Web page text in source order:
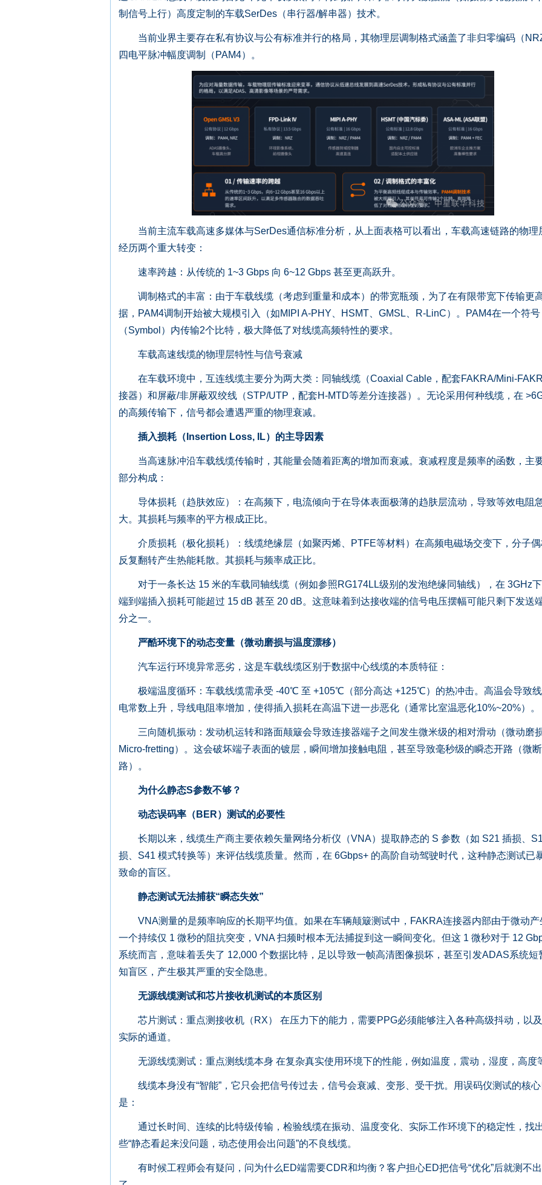
制信号上行）高度定制的车载SerDes（串行器/解串器）技术。
当前业界主要存在私有协议与公有标准并行的格局，其物理层调制格式涵盖了非归零编码（
四电平脉冲幅度调制（PAM4）。
当前主流车载高速多媒体与SerDes通信标准分析，从上面表格可以看出，车载高速链路的物理
经历两个重大转变：
速率跨越：从传统的 1~3 Gbps 向 6~12 Gbps 甚至更高跃升。
调制格式的丰富：由于车载线缆（考虑到重量和成本）的带宽瓶颈，为了在有限带宽下传输更
据，PAM4调制开始被大规模引入（如MIPI A-PHY、HSMT、GMSL、R-LinC）。PAM4在一个符号
（Symbol）内传输2个比特，极大降低了对线缆高频特性的要求。
车载高速线缆的物理层特性与信号衰减
在车载环境中，互连线缆主要分为两大类：同轴线缆（Coaxial Cable，配套FAKRA/Mini-
接器）和屏蔽/非屏蔽双绞线（STP/UTP，配套H-MTD等差分连接器）。无论采用何种线缆，在
的高频传输下，信号都会遭遇严重的物理衰减。
插入损耗（Insertion Loss, IL）的主导因素
当高速脉冲沿车载线缆传输时，其能量会随着距离的增加而衰减。衰减程度是频率的函数，主
部分构成：
导体损耗（趋肤效应）：在高频下，电流倾向于在导体表面极薄的趋肤层流动，导致等效电阻
大。其损耗与频率的平方根成正比。
介质损耗（极化损耗）：线缆绝缘层（如聚丙烯、PTFE等材料）在高频电磁场交变下，分子偶
反复翻转产生热能耗散。其损耗与频率成正比。
对于一条长达 15 米的车载同轴线缆（例如参照RG174LL级别的发泡绝缘同轴线），在 3GHz
端到端插入损耗可能超过 15 dB 甚至 20 dB。这意味着到达接收端的信号电压摆幅可能只剩下发送
分之一。
严酷环境下的动态变量（微动磨损与温度漂移）
汽车运行环境异常恶劣，这是车载线缆区别于数据中心线缆的本质特征：
极端温度循环：车载线缆需承受 -40℃ 至 +105℃（部分高达 +125℃）的热冲击。高温会导致
电常数上升，导线电阻率增加，使得插入损耗在高温下进一步恶化（通常比室温恶化10%~20%）。
三向随机振动：发动机运转和路面颠簸会导致连接器端子之间发生微米级的相对滑动（微动磨损
Micro-fretting）。这会破坏端子表面的镀层，瞬间增加接触电阻，甚至导致毫秒级的瞬态开路（微
路）。
为什么静态S参数不够？
动态误码率（BER）测试的必要性
长期以来，线缆生产商主要依赖矢量网络分析仪（VNA）提取静态的 S 参数（如 S21 插损、
损、S41 模式转换等）来评估线缆质量。然而，在 6Gbps+ 的高阶自动驾驶时代，这种静态测试已
致命的盲区。
静态测试无法捕获“瞬态失效”
VNA测量的是频率响应的长期平均值。如果在车辆颠簸测试中，FAKRA连接器内部由于微动产
一个持续仅 1 微秒的阻抗突变，VNA 扫频时根本无法捕捉到这一瞬间变化。但这 1 微秒对于 12
系统而言，意味着丢失了 12,000 个数据比特，足以导致一帧高清图像损坏，甚至引发ADAS系统短
知盲区，产生极其严重的安全隐患。
无源线缆测试和芯片接收机测试的本质区别
芯片测试：重点测接收机（RX） 在压力下的能力，需要PPG必须能够注入各种高级抖动，以
实际的通道。
无源线缆测试：重点测线缆本身 在复杂真实使用环境下的性能，例如温度，震动，湿度，高度
线缆本身没有“智能”，它只会把信号传过去，信号会衰减、变形、受干扰。用误码仪测试的核心
是：
通过长时间、连续的比特级传输，检验线缆在振动、温度变化、实际工作环境下的稳定性，找
些“静态看起来没问题，动态使用会出问题”的不良线缆。
有时候工程师会有疑问，问为什么ED端需要CDR和均衡？客户担心ED把信号“优化”后就测不